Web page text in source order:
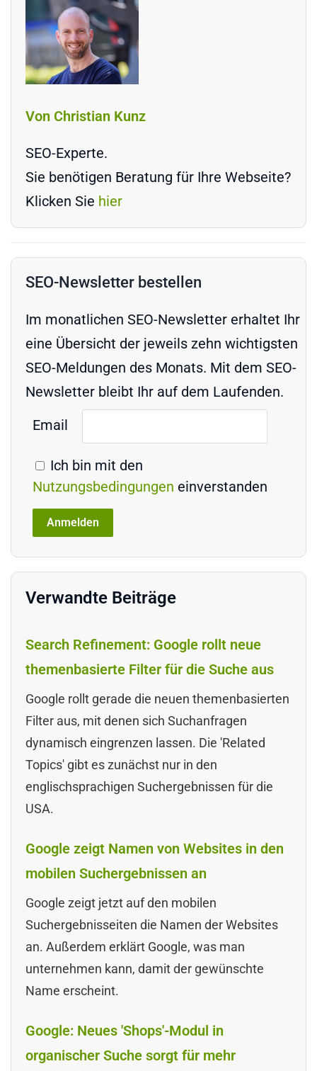
Von Christian Kunz
SEO-Experte.
Sie benötigen Beratung für Ihre Webseite?
Klicken Sie hier
SEO-Newsletter bestellen
Im monatlichen SEO-Newsletter erhaltet Ihr
eine Übersicht der jeweils zehn wichtigsten
SEO-Meldungen des Monats. Mit dem SEO-
Newsletter bleibt Ihr auf dem Laufenden.
Email
Ich bin mit den
Nutzungsbedingungen einverstanden
Verwandte Beiträge
Search Refinement: Google rollt neue
themenbasierte Filter für die Suche aus
Google rollt gerade die neuen themenbasierten
Filter aus, mit denen sich Suchanfragen
dynamisch eingrenzen lassen. Die 'Related
Topics' gibt es zunächst nur in den
englischsprachigen Suchergebnissen für die
USA.
Google zeigt Namen von Websites in den
mobilen Suchergebnissen an
Google zeigt jetzt auf den mobilen
Suchergebnisseiten die Namen der Websites
an. Außerdem erklärt Google, was man
unternehmen kann, damit der gewünschte
Name erscheint.
Google: Neues 'Shops'-Modul in
organischer Suche sorgt für mehr